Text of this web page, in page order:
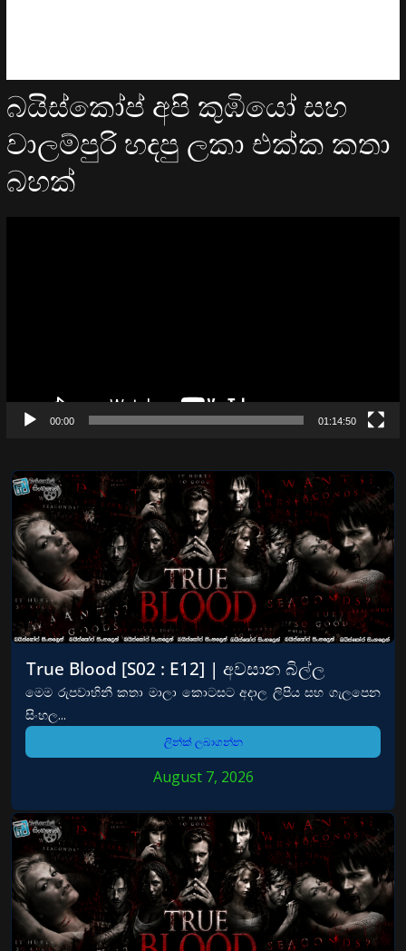
බයිස්කෝප් අපි කුඹියෝ සහ
වාලම්පුරි හදපු ලකා එක්ක කතා
බහක්
00:00 01:14:50
True Blood [S02 : E12] | අවසාන බිල්ල
මෙම රුපවාහිනී කතා මාලා කොටසට අදාල ලිපිය සහ ගැලපෙන
සිංහල...
ලින්ක් ලබාගන්න
August 7, 2026